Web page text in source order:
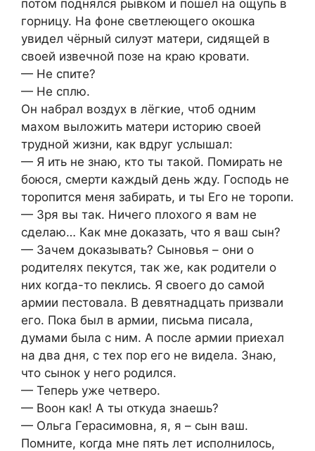
потом поднялся рывком и пошёл на ощупь в
горницу. На фоне светлеющего окошка
увидел чёрный силуэт матери, сидящей в
своей извечной позе на краю кровати.
— Не спите?
— Не сплю.
Он набрал воздух в лёгкие, чтоб одним
махом выложить матери историю своей
трудной жизни, как вдруг услышал:
— Я ить не знаю, кто ты такой. Помирать не
боюся, смерти каждый день жду. Господь не
торопится меня забирать, и ты Eго не торопи.
— Зря вы так. Ничего плохого я вам не
сделаю… Как мне доказать, что я ваш сын?
— Зачем доказывать? Сыновья – они о
родителях пекутся, так же, как родители о
них когда-то пеклись. Я своего до самой
армии пестовала. В девятнадцать призвали
его. Пока был в армии, письма писала,
думами была с ним. А после армии приехал
на два дня, с тех пор его не видела. Знаю,
что сынок у него родился.
— Теперь уже четверо.
— Воон как! А ты откуда знаешь?
— Ольга Герасимовна, я, я – сын ваш.
Помните, когда мне пять лет исполнилось,